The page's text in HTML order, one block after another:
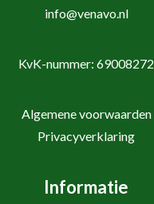
info@venavo.nl
KvK-nummer: 69008272
Algemene voorwaarden
Privacyverklaring
Informatie